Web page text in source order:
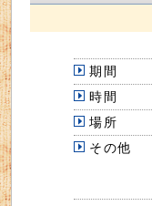
期間
時間
場所
その他